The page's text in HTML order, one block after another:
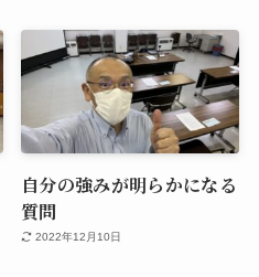
自分の強みが明らかになる
質問
2022年12月10日